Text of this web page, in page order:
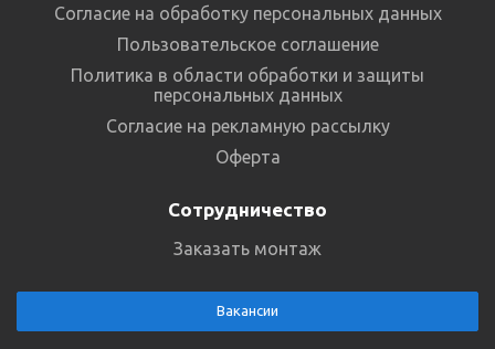
Согласие на обработку персональных данных
Пользовательское соглашение
Политика в области обработки и защиты
персональных данных
Согласие на рекламную рассылку
Оферта
Сотрудничество
Заказать монтаж
Вакансии